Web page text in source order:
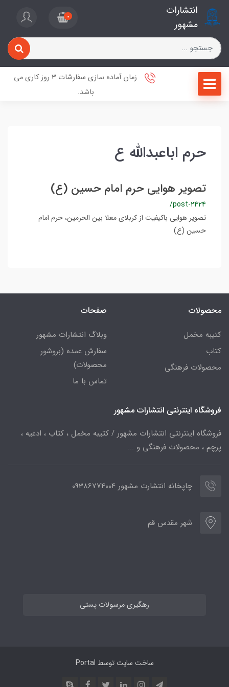
انتشارات
مشهور
0
زمان آماده سازی سفارشات 3 روز کاری می
باشد.
حرم اباعبدالله ع
تصویر هوایی حرم امام حسین (ع)
/post-2424
تصویر هوایی باکیفیت از کربلای معلا بین الحرمین، حرم امام
حسین (ع)
محصولات
کتیبه مخمل
کتاب
محصولات فرهنگی
صفحات
وبلاگ انتشارات مشهور
سفارش عمده (بروشور
محصولات)
تماس با ما
فروشگاه اینترنتی انتشارات مشهور
فروشگاه اینترنتی انتشارات مشهور / کتیبه مخمل ، کتاب ، ادعیه ،
پرچم ، محصولات فرهنگی و ...
چاپخانه انتشارت مشهور 09386774004
شهر مقدس قم
رهگیری مرسولات پستی
ساخت سایت توسط Portal